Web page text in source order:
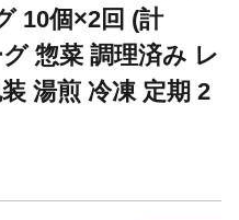
10個×2回 (計
惣菜 調理済み レ
湯煎 冷凍 定期 2